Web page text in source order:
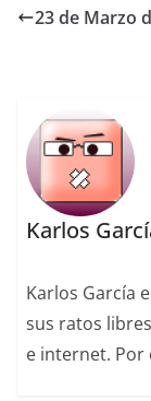
23 de Marzo
Karlos
Karlos García
sus ratos
e internet. Por